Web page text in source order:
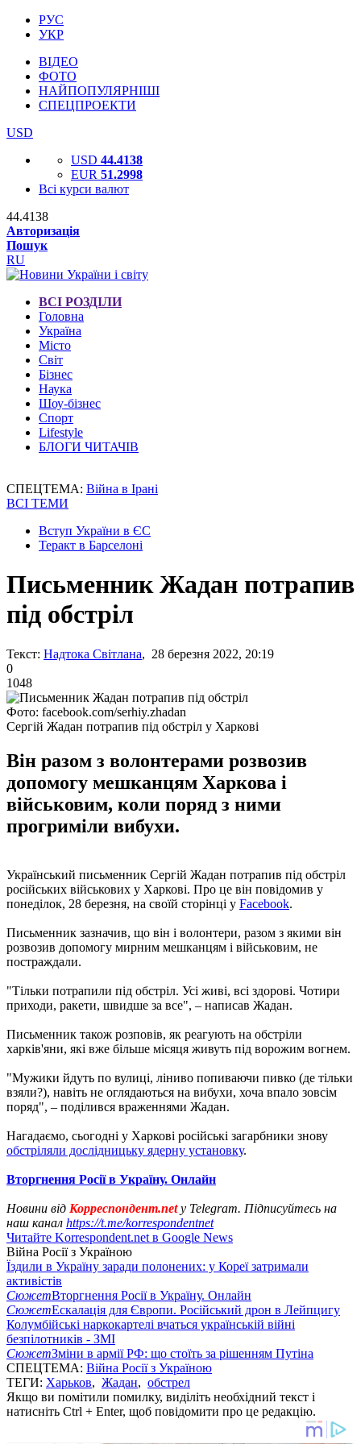
РУС
УКР
ВІДЕО
ФОТО
НАЙПОПУЛЯРНІШІ
СПЕЦПРОЕКТИ
USD
USD 44.4138
EUR 51.2998
Всі курси валют
44.4138
Авторизація
Пошук
RU
ВСІ РОЗДІЛИ
Головна
Україна
Місто
Світ
Бізнес
Наука
Шоу-бізнес
Спорт
Lifestyle
БЛОГИ ЧИТАЧІВ
СПЕЦТЕМА: Війна в Ірані
ВСІ ТЕМИ
Вступ України в ЄС
Теракт в Барселоні
Письменник Жадан потрапив
під обстріл
Текст: Надтока Світлана, 28 березня 2022, 20:19
0
1048
Фото: facebook.com/serhiy.zhadan
Сергій Жадан потрапив під обстріл у Харкові
Він разом з волонтерами розвозив
допомогу мешканцям Харкова і
військовим, коли поряд з ними
прогриміли вибухи.
Український письменник Сергій Жадан потрапив під обстріл
російських військових у Харкові. Про це він повідомив у
понеділок, 28 березня, на своїй сторінці у Facebook.
Письменник зазначив, що він і волонтери, разом з якими він
розвозив допомогу мирним мешканцям і військовим, не
постраждали.
"Тільки потрапили під обстріл. Усі живі, всі здорові. Чотири
приходи, ракети, швидше за все", – написав Жадан.
Письменник також розповів, як реагують на обстріли
харків'яни, які вже більше місяця живуть під ворожим вогнем.
"Мужики йдуть по вулиці, ліниво попиваючи пивко (де тільки
взяли?), навіть не оглядаються на вибухи, хоча впало зовсім
поряд", – поділився враженнями Жадан.
Нагадаємо, сьогодні у Харкові російські загарбники знову
обстріляли дослідницьку ядерну установку.
Вторгнення Росії в Україну. Онлайн
Новини від Корреспондент.netу Telegram. Підписуйтесь на
наш канал https://t.me/korrespondentnet
Читайте Korrespondent.net в Google News
Війна Росії з Україною
Їздили в Україну заради полонених: у Кореї затримали
активістів
СюжетВторгнення Росії в Україну. Онлайн
СюжетЕскалація для Європи. Російський дрон в Лейпцигу
Колумбійські наркокартелі вчаться українській війні
безпілотників - ЗМІ
СюжетЗміни в армії РФ: що стоїть за рішенням Путіна
СПЕЦТЕМА: Війна Росії з Україною
ТЕГИ: Харьков, Жадан, обстрел
Якщо ви помітили помилку, виділіть необхідний текст і
натисніть Ctrl + Enter, щоб повідомити про це редакцію.